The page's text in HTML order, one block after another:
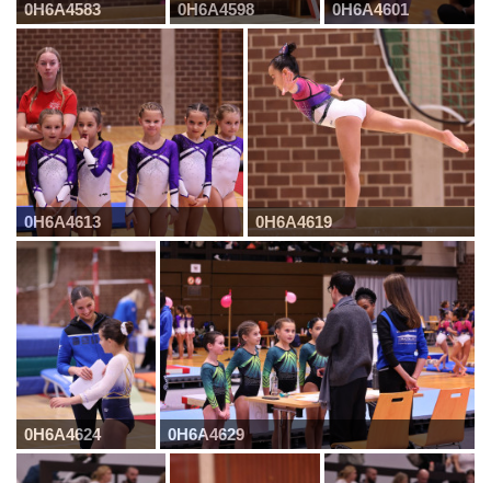
0H6A4583 0H6A4598 0H6A4601
0H6A4613 0H6A4619
0H6A4624 0H6A4629